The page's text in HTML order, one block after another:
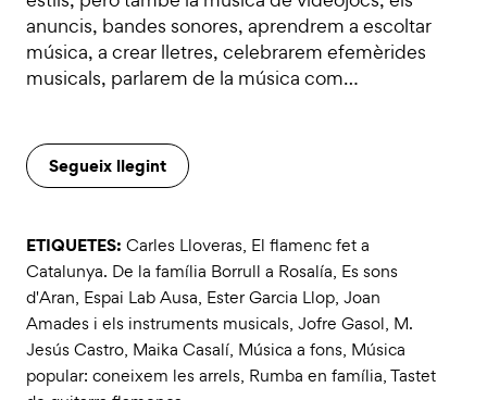
anuncis, bandes sonores, aprendrem a escoltar
música, a crear lletres, celebrarem efemèrides
musicals, parlarem de la música com…
Segueix llegint
ETIQUETES: Carles Lloveras, El flamenc fet a
Catalunya. De la família Borrull a Rosalía, Es sons
d'Aran, Espai Lab Ausa, Ester Garcia Llop, Joan
Amades i els instruments musicals, Jofre Gasol, M.
Jesús Castro, Maika Casalí, Música a fons, Música
popular: coneixem les arrels, Rumba en família,Tastet